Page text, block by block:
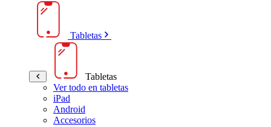
Tabletas
Tabletas
Ver todo en tabletas
iPad
Android
Accesorios